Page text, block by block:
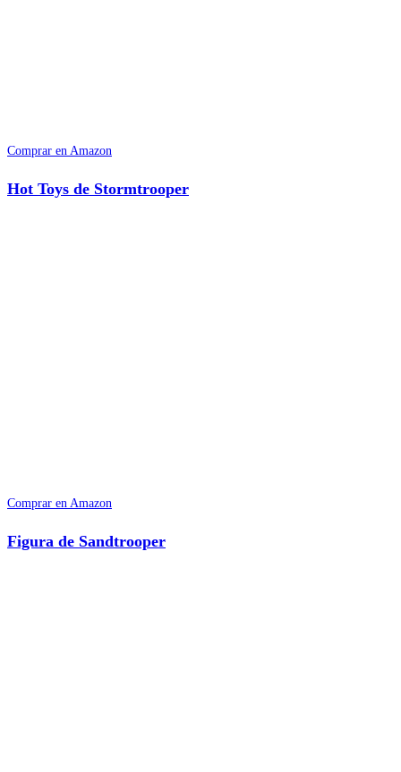
Comprar en Amazon
Hot Toys de Stormtrooper
Comprar en Amazon
Figura de Sandtrooper